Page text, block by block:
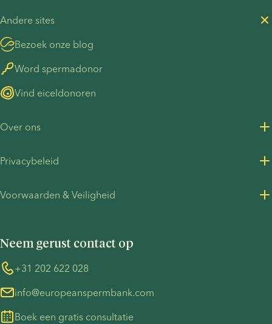
Neem gerust contact op
+31 202 622 028
info@europeanspermbank.com
Boek een gratis consultatie
Andere sites
Bezoek onze blog
Word spermadonor
Vind eiceldonoren
Over ons
Perscontact
Informatie over de TP53-zaak
Privacybeleid
Voorwaarden & Veiligheid
COVID-19
Whistleblower